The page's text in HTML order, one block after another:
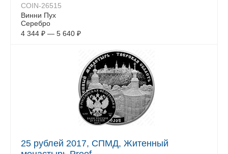
COIN-26515
Винни Пух
Серебро
4 344 ₽ — 5 640 ₽
25 рублей 2017, СПМД, Житенный